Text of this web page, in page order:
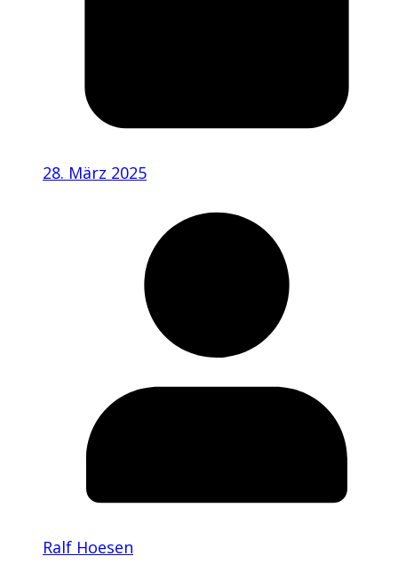
28. März 2025
Ralf Hoesen